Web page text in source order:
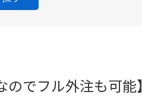
でフル外注も可能】